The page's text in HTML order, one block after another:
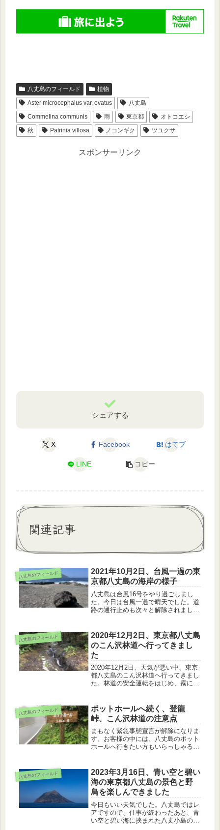
八丈島のフィールド
植物
Aster microcephalus var. ovatus
八丈島
Commelina communis
雨 東京都
オトコエシ
秋
Patrinia villosa ノコンギク ツユクサ
スポンサーリンク
シェアする
X Facebook はてブ
LINE コピー
関連記事
八丈島のフィールド
2021年10月2日、台風一過の東
京都八丈島の海岸の様子
八丈島は台風16号をやり過ごしまし
た。今日は台風一過で晴天でした。道
路の通行止めも次々と解除されまし
様子を紹介します。
八丈島のフィールド
2020年12月2日、東京都八丈島
のこん沢林道へ行ってきまし
た
2020年12月2日、天気が悪い中、東京
都八丈島のこん沢林道へ行ってきまし
た。林道の安全運転をはじめ、霧に包
不安な方のために、自然ガイドさんも
紹介します。
八丈島のフィールド
ポットホールへ続く、登龍
峠、こん沢林道の注意点
まもなく緊急事態宣言が解除になりま
す。お客様の中には、八丈島のポット
ホールへ行きたい方もいらっしゃるか
紹介します。
八丈島のフィールド
2023年3月16日、青い空と碧い
海の東京都八丈島の景色と野
鳥を楽しんできました
今日もいい天気でした。八丈島ではレ
アですので、仕事が終わったあと、青
い空と碧い海に挟まれた八丈小島の景